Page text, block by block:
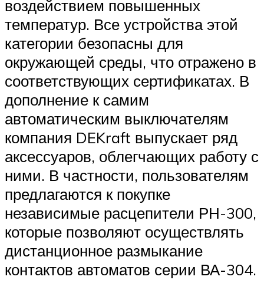
воздействием повышенных
температур. Все устройства этой
категории безопасны для
окружающей среды, что отражено в
соответствующих сертификатах. В
дополнение к самим
автоматическим выключателям
компания DEKraft выпускает ряд
аксессуаров, облегчающих работу с
ними. В частности, пользователям
предлагаются к покупке
независимые расцепители РН-300,
которые позволяют осуществлять
дистанционное размыкание
контактов автоматов серии ВА-304.